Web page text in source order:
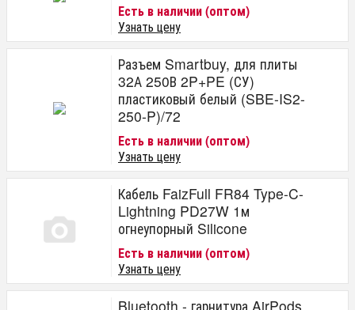
Есть в наличии (оптом)
Узнать цену
Разъем Smartbuy, для плиты
32А 250В 2P+PE (СУ)
пластиковый белый (SBE-IS2-
250-P)/72
Есть в наличии (оптом)
Узнать цену
Кабель FaizFull FR84 Type-C-
Lightning PD27W 1м
огнеупорный Silicone
Есть в наличии (оптом)
Узнать цену
Bluetooth - гарнитура AirPods